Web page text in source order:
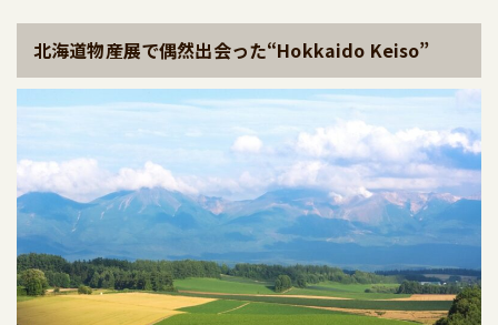
北海道物産展で偶然出会った“Hokkaido Keiso”